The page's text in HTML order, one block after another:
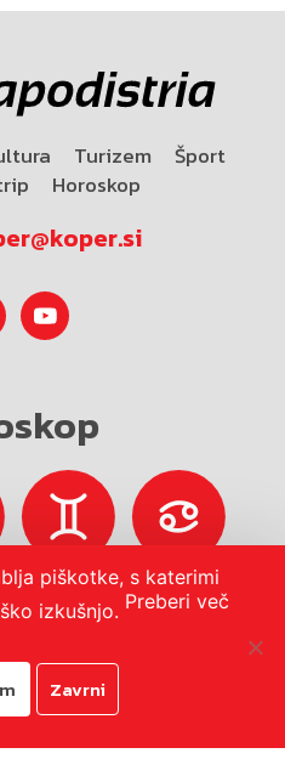
Turizem
Šport
Horoskop
piškotke, s katerimi
izkušnjo. Preberi več
Zavrni